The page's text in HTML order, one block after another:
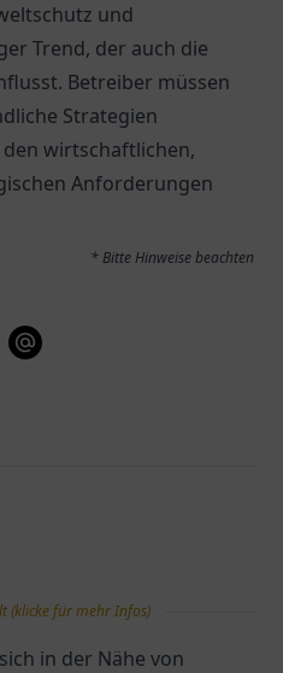
und
Trend, der auch die
Betreiber müssen
Strategien
wirtschaftlichen,
Anforderungen
* Bitte Hinweise beachten
(klicke für mehr Infos)
in der Nähe von